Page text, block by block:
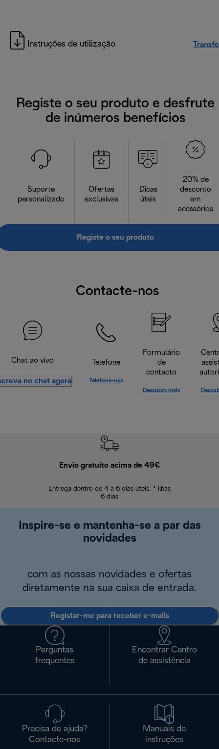
Instruções de utilização
Registe o seu produto e desfrute
de inúmeros benefícios
Suporte
personalizado
Ofertas
exclusivas
Dicas
úteis
20% de
desconto
em
acessórios
Registe o seu produto
Contacte-nos
Chat ao vivo
no chat agora
Telefone
Telefone-nos
Formulário
de
contacto
Descubra mais
Envio gratuito acima de 49€
Entrega dentro de 4 a 6 dias úteis. * ilhas
6 dias
Inspire-se e mantenha-se a par das
novidades
com as nossas novidades e ofertas
diretamente na sua caixa de entrada.
Registar-me para receber e-mails
Perguntas
frequentes
Encontrar Centro
de assistência
Precisa de ajuda?
Contacte-nos
Manuais de
instruções